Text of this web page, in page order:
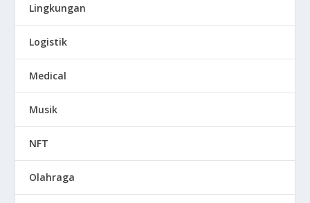
Lingkungan
Logistik
Medical
Musik
NFT
Olahraga